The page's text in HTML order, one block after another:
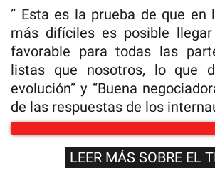
” Esta es la prueba de que en
más difíciles es posible
favorable para todas las
listas que nosotros, lo que
evolución” y “Buena
de las respuestas de los
LEER MÁS SOBRE EL